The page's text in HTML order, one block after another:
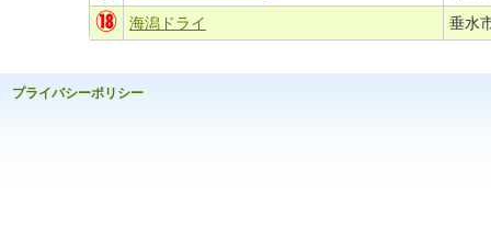
海潟ドライ
垂水
プライバシーポリシー